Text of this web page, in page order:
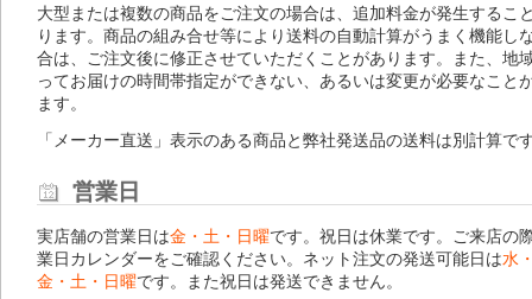
大型または複数の商品をご注文の場合は、追加料金が発生するこ
ります。商品の組み合せ等により送料の自動計算がうまく機能し
合は、ご注文後に修正させていただくことがあります。また、地
ってお届けの時間帯指定ができない、あるいは変更が必要なこと
ます。
「メーカー直送」表示のある商品と弊社発送品の送料は別計算で
営業日
実店舗の営業日は金・土・日曜です。祝日は休業です。ご来店の
業日カレンダーをご確認ください。ネット注文の発送可能日は水
金・土・日曜です。また祝日は発送できません。